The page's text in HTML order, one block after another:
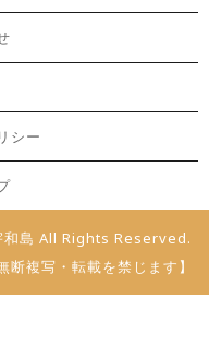
シー
島 All Rights Reserved.
断複写・転載を禁じます】